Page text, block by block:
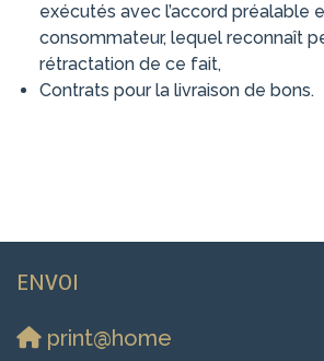
exécutés avec l’accord préalable
consommateur, lequel reconnaît
rétractation de ce fait,
Contrats pour la livraison de bons.
ENVOI
print@home